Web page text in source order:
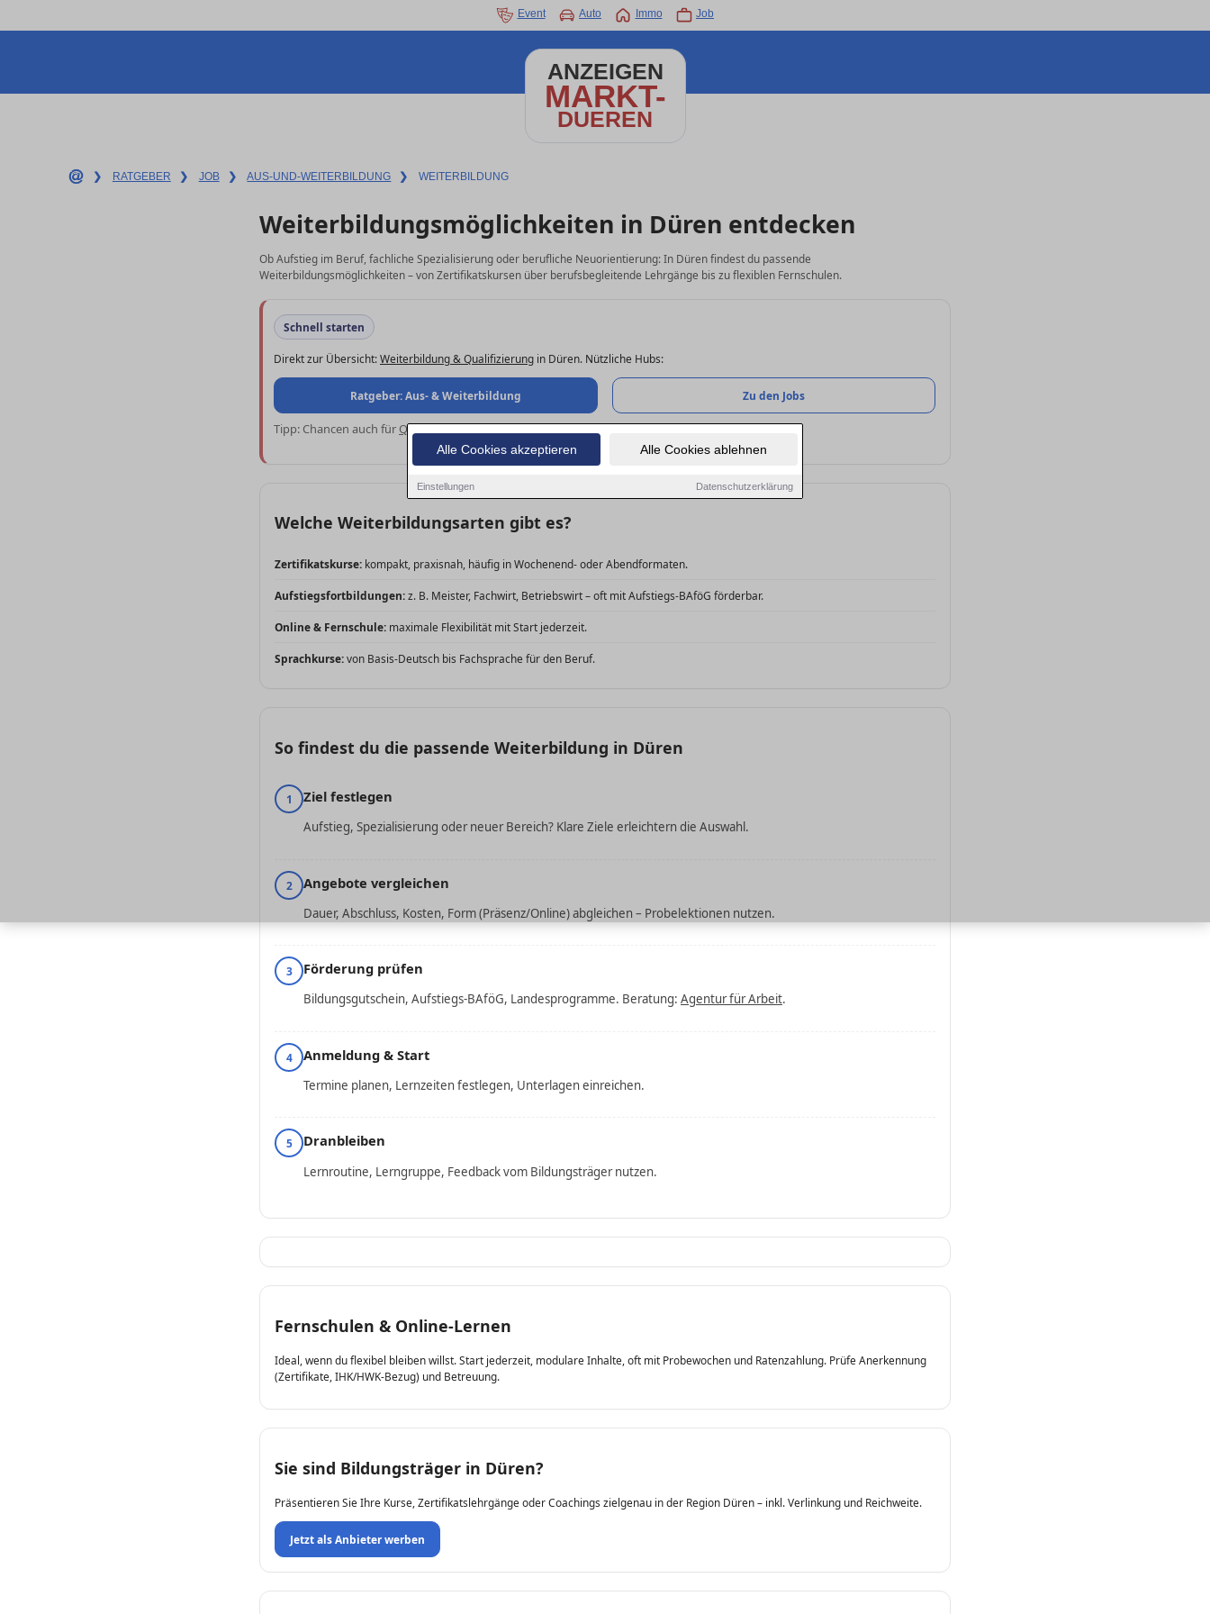
Alle Cookies akzeptieren Alle Cookies ablehnen
Einstellungen Datenschutzerklärung
Event Auto Immo Job
ANZEIGEN
MARKT-
DUEREN
❯ RATGEBER ❯ JOB ❯ AUS-UND-WEITERBILDUNG ❯ WEITERBILDUNG
Weiterbildungsmöglichkeiten in Düren entdecken
Ob Aufstieg im Beruf, fachliche Spezialisierung oder berufliche Neuorientierung: In Düren findest du passende
Weiterbildungsmöglichkeiten – von Zertifikatskursen über berufsbegleitende Lehrgänge bis zu flexiblen Fernschulen.
Schnell starten
Direkt zur Übersicht:Weiterbildung & Qualifizierung in Düren. Nützliche Hubs:
Ratgeber: Aus- & Weiterbildung Zu den Jobs
Tipp: Chancen auch für Quereinsteigerprüfen.
Welche Weiterbildungsarten gibt es?
Zertifikatskurse: kompakt, praxisnah, häufig in Wochenend- oder Abendformaten.
Aufstiegsfortbildungen:z. B. Meister, Fachwirt, Betriebswirt – oft mit Aufstiegs-BAföG förderbar.
Online & Fernschule: maximale Flexibilität mit Start jederzeit.
Sprachkurse:von Basis-Deutsch bis Fachsprache für den Beruf.
So findest du die passende Weiterbildung in Düren
1 Ziel festlegen
Aufstieg, Spezialisierung oder neuer Bereich? Klare Ziele erleichtern die Auswahl.
2 Angebote vergleichen
Dauer, Abschluss, Kosten, Form (Präsenz/Online) abgleichen – Probelektionen nutzen.
3 Förderung prüfen
Bildungsgutschein, Aufstiegs-BAföG, Landesprogramme. Beratung: Agentur für Arbeit.
4 Anmeldung & Start
Termine planen, Lernzeiten festlegen, Unterlagen einreichen.
5 Dranbleiben
Lernroutine, Lerngruppe, Feedback vom Bildungsträger nutzen.
Fernschulen & Online-Lernen
Ideal, wenn du flexibel bleiben willst. Start jederzeit, modulare Inhalte, oft mit Probewochen und Ratenzahlung. Prüfe Anerkennung
(Zertifikate, IHK/HWK-Bezug) und Betreuung.
Sie sind Bildungsträger in Düren?
Präsentieren Sie Ihre Kurse, Zertifikatslehrgänge oder Coachings zielgenau in der Region Düren – inkl. Verlinkung und Reichweite.
Jetzt als Anbieter werben